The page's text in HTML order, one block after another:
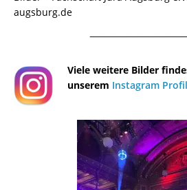
augsburg.de
Viele weitere Bilder
unserem Instagram Profil